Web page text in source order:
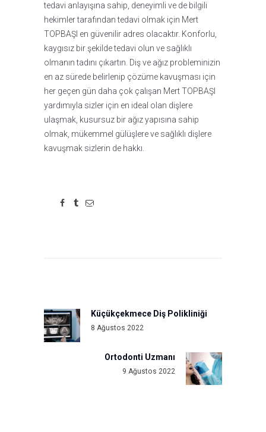
tedavi anlayışına sahip, deneyimli ve de bilgili
hekimler tarafından tedavi olmak için Mert
TOPBAŞI en güvenilir adres olacaktır. Konforlu,
kaygısız bir şekilde tedavi olun ve sağlıklı
olmanın tadını çıkartın. Diş ve ağız probleminizin
en az sürede belirlenip çözüme kavuşması için
her geçen gün daha çok çalışan Mert TOPBAŞI
yardımıyla sizler için en ideal olan dişlere
ulaşmak, kusursuz bir ağız yapısına sahip
olmak, mükemmel gülüşlere ve sağlıklı dişlere
kavuşmak sizlerin de hakkı.
Previous
post:
Küçükçekmece Diş Polikliniği
8 Ağustos 2022
Next
post:
Ortodonti Uzmanı
9 Ağustos 2022